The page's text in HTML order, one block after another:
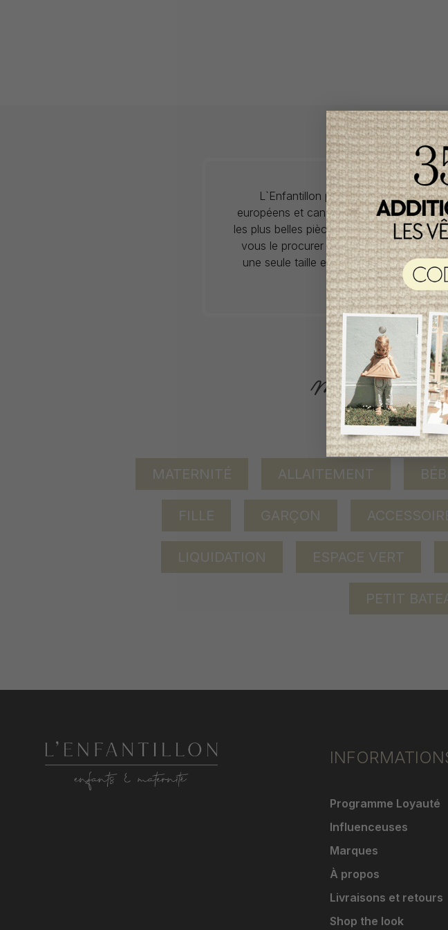
L`Enfantillon propose des
européens et canadiens à prix
les plus belles pièces de saisons en
vous le procurer car la plupart du
une seule taille et en un seul
tout achat de
MATERNITÉ ALLAITEMENT
FILLE GARÇON
LIQUIDATION ESPACE VERT
PETIT
Programme Loyauté
Influenceuses
Marques
À propos
Livraisons et retours
Shop the look